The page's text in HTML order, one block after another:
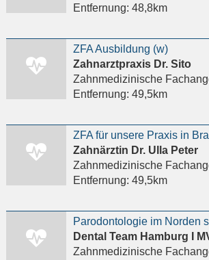
Entfernung: 48,8km
ZFA Ausbildung (w)
Zahnarztpraxis Dr. Sito
Entfernung: 49,5km
ZFA für unsere Praxis in
Zahnärztin Dr. Ulla Peter
Zahnmedizinische
Entfernung: 49,5km
Dental Team Hamburg I
Zahnmedizinische